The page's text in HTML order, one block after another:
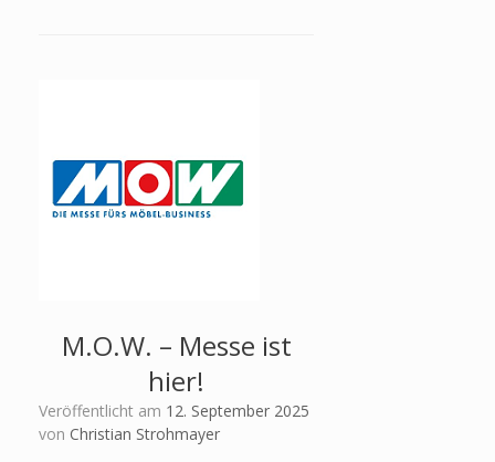
M.O.W. – Messe ist
hier!
Veröffentlicht am 12. September 2025
von Christian Strohmayer